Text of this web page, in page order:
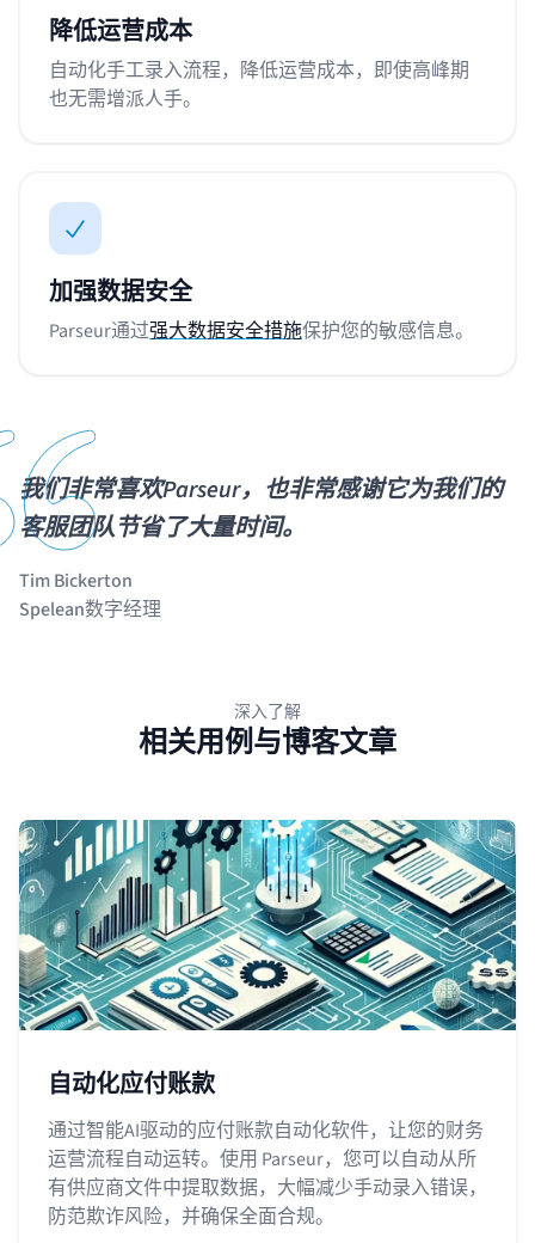
降低运营成本
自动化手工录入流程，降低运营成本，即使高峰期
也无需增派人手。
加强数据安全
Parseur通过强大数据安全措施保护您的敏感信息。
我们非常喜欢Parseur，也非常感谢它为我们的
客服团队节省了大量时间。
Tim Bickerton
Spelean数字经理
深入了解
相关用例与博客文章
自动化应付账款
通过智能AI驱动的应付账款自动化软件，让您的财务
运营流程自动运转。使用 Parseur，您可以自动从所
有供应商文件中提取数据，大幅减少手动录入错误，
防范欺诈风险，并确保全面合规。